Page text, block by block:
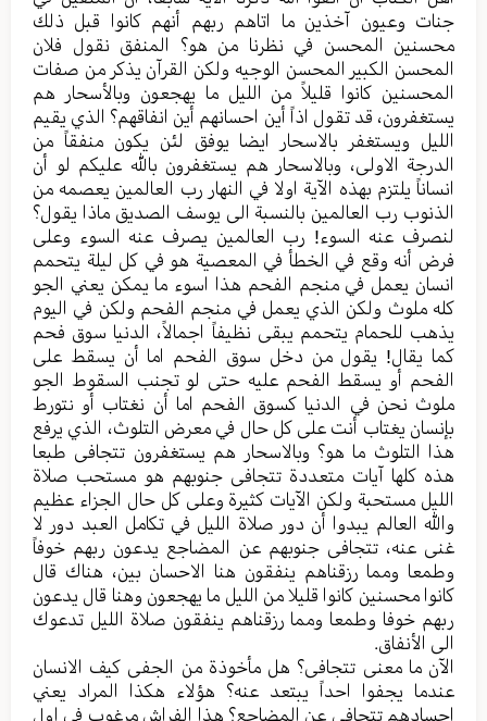
جنات وعیون آخذین ما اتاهم ربهم أنهم کانوا قبل ذلك
محسنین المحسن في نظرنا من هو؟ المنفق نقول فلان
المحسن الکبیر المحسن الوجیه ولکن القرآن یذکر من صفات
المحسنین کانوا قلیلاً من اللیل ما یهجعون وبالأسحار هم
یستغفرون، قد تقول اذاً أين احسانهم أین انفاقهم؟ الذي یقیم
اللیل ویستغفر بالاسحار ایضا یوفق لئن یکون منفقاً من
الدرجة الاولی، وبالاسحار هم یستغفرون بالله علیكم لو أن
انساناً یلتزم بهذه الآیة اولا في النهار رب العالمین یعصمه من
الذنوب رب العالمین بالنسبة الی یوسف الصدیق ماذا یقول؟
لنصرف عنه السوء! رب العالمین یصرف عنه السوء وعلی
فرض أنه وقع في الخطأ في المعصیة هو في کل لیلة یتحمم
انسان یعمل في منجم الفحم هذا اسوء ما یمکن یعني الجو
کله ملوث ولکن الذي یعمل في منجم الفحم ولکن في الیوم
یذهب للحمام یتحمم یبقی نظیفاً اجمالاً، الدنیا سوق فحم
کما یقال! یقول من دخل سوق الفحم اما أن یسقط علی
الفحم أو یسقط الفحم علیه حتی لو تجنب السقوط الجو
ملوث نحن في الدنیا کسوق الفحم اما أن نغتاب أو نتورط
بإنسان یغتاب أنت علی کل حال في معرض التلوث، الذي یرفع
هذا التلوث ما هو؟ وبالاسحار هم یستغفرون تتجافی طبعا
هذه کلها آیات متعددة تتجافی جنوبهم هو مستحب صلاة
اللیل مستحبة ولکن الآیات کثيرة وعلی کل حال الجزاء عظیم
والله العالم یبدوا أن دور صلاة اللیل في تکامل العبد دور لا
غنی عنه، تتجافی جنوبهم عن المضاجع یدعون ربهم خوفاً
وطمعا ومما رزقناهم ینفقون هنا الاحسان بین، هناك قال
کانوا محسنین کانوا قلیلا من اللیل ما یهجعون وهنا قال یدعون
ربهم خوفا وطمعا ومما رزقناهم ینفقون صلاة اللیل تدعوك
الی الأنفاق.
الآن ما معنی تتجافی؟ هل مأخوذة من الجفی کیف الانسان
عندما یجفوا احداً یبتعد عنه؟ هؤلاء هکذا المراد یعني
اجسادهم تتجافی عن المضاجع؟ هذا الفراش مرغوب في اول